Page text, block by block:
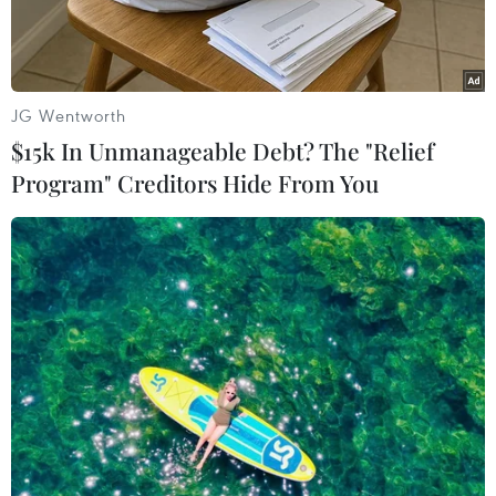
Quang Hanh.
Các đại biểu cắt băng khánh thành Dự án đường bao biển Hạ
Long-Cẩm Phả giai đoạn 2. (Ảnh: Thanh Vân/TTXVN)
Ngày 30/4, tỉnh Quảng Ninh tổ chức khánh
thành dự án hoàn thiện đồng bộ hạ tầng, cảnh
quan đường bao biển Hạ Long-Cẩm Phả (giai
JG Wentworth
$15k In Unmanageable Debt? The "Relief
Program" Creditors Hide From You